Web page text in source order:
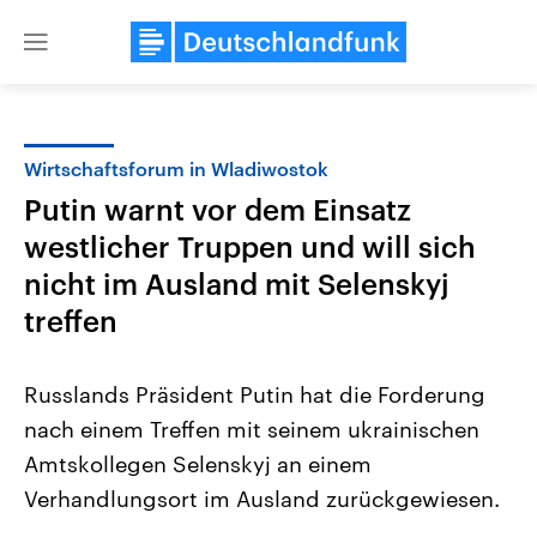
Close
Landtagswahl Sachsen-Anhalt
2026
Alle Informationen
Sachsen-Anhalt wählt am 6.
September 2026 einen neuen
Landtag. Seit 2021 wird das
Aktuelle Beiträge,
Hintergründe
Wirtschaftlich und
gehören die Vereinigten
den mächtigsten Ländern
Wirtschaftsforum in Wladiwostok
Putin warnt vor dem Einsatz
westlicher Truppen und will sich
nicht im Ausland mit Selenskyj
treffen
Russlands Präsident Putin hat die Forderung
nach einem Treffen mit seinem ukrainischen
Amtskollegen Selenskyj an einem
Verhandlungsort im Ausland zurückgewiesen.